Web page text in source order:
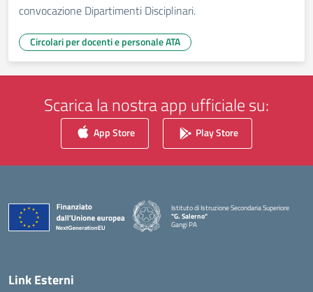
convocazione Dipartimenti Disciplinari.
Circolari per docenti e personale ATA
Scarica la nostra app ufficiale su:
App Store Play Store
Istituto di Istruzione Secondaria Superiore
"G. Salerno"
Gangi PA
— Visita la pagina iniziale della scuola
Link Esterni